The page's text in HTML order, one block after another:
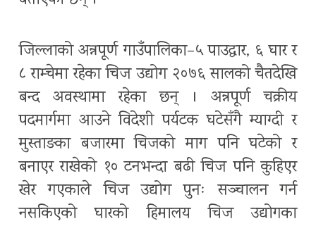
जिल्लाको अन्नपूर्ण गाउँपालिका–५ पाउद्वार, ६ घार र
८ राम्चेमा रहेका चिज उद्योग २०७६ सालको चैतदेखि
बन्द अवस्थामा रहेका छन् । अन्नपूर्ण चक्रीय
पदमार्गमा आउने विदेशी पर्यटक घटेसँगै म्याग्दी र
मुस्ताङका बजारमा चिजको माग पनि घटेको र
बनाएर राखेको १० टनभन्दा बढी चिज पनि कुहिएर
खेर गएकाले चिज उद्योग पुनः सञ्चालन गर्न
नसकिएको घारको हिमालय चिज उद्योगका